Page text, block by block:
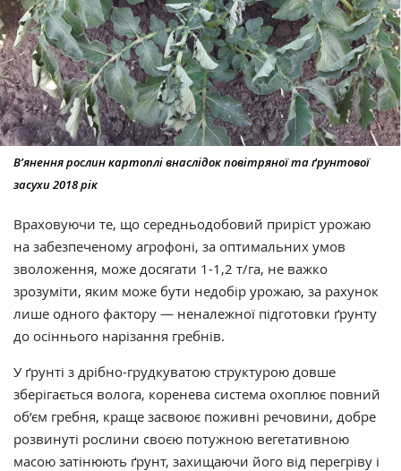
В’янення рослин картоплі внаслідок повітряної та ґрунтової
засухи 2018 рік
Враховуючи те, що середньодобовий приріст урожаю
на забезпеченому агрофоні, за оптимальних умов
зволоження, може досягати 1-1,2 т/га, не важко
зрозуміти, яким може бути недобір урожаю, за рахунок
лише одного фактору — неналежної підготовки ґрунту
до осіннього нарізання гребнів.
У ґрунті з дрібно-грудкуватою структурою довше
зберігається волога, коренева система охоплює повний
об’єм гребня, краще засвоює поживні речовини, добре
розвинуті рослини своєю потужною вегетативною
масою затінюють ґрунт, захищаючи його від перегріву і